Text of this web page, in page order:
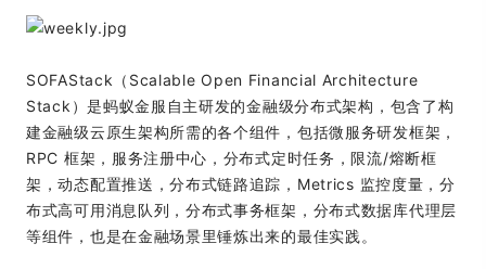
SOFAStack（Scalable Open Financial Architecture
Stack）是蚂蚁金服自主研发的金融级分布式架构，包含了构
建金融级云原生架构所需的各个组件，包括微服务研发框架，
RPC 框架，服务注册中心，分布式定时任务，限流/熔断框
架，动态配置推送，分布式链路追踪，Metrics 监控度量，分
布式高可用消息队列，分布式事务框架，分布式数据库代理层
等组件，也是在金融场景里锤炼出来的最佳实践。